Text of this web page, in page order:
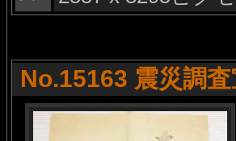
No.15163 震災調